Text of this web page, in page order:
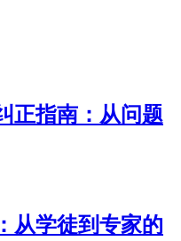
正指南：从问题
从学徒到专家的